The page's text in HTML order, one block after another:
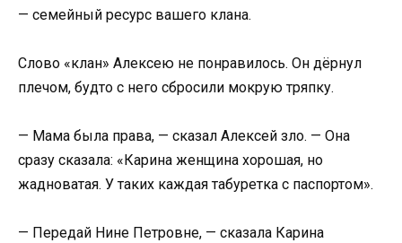
— семейный ресурс вашего клана.
Слово «клан» Алексею не понравилось. Он дёрнул
плечом, будто с него сбросили мокрую тряпку.
— Мама была права, — сказал Алексей зло. — Она
сразу сказала: «Карина женщина хорошая, но
жадноватая. У таких каждая табуретка с паспортом».
— Передай Нине Петровне, — сказала Карина